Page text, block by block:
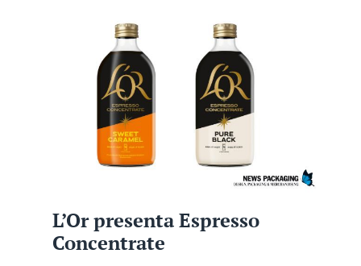
L’Or presenta Espresso
Concentrate